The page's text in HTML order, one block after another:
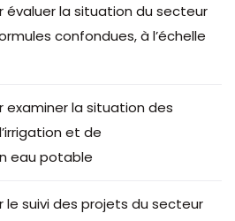
évaluer la situation du secteur
confondues, à l’échelle
examiner la situation des
et de
eau potable
le suivi des projets du secteur